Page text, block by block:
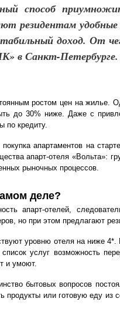
способ
резидентам
доход. От
в Санкт-Петербурге.
ростом цен на жилье.
до 30% ниже. Даже с
по кредиту.
апартаментов на
апарт-отеля «Вольта»:
рыночных процессов.
деле?
апарт-отелей,
но при этом предлагают
уровню отеля на ниже
услуг возможность
и умоют.
бытовых вопросов
продукты или готовую еду